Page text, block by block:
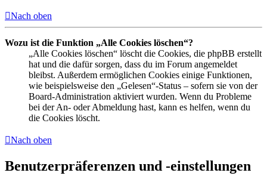
Nach oben
Wozu ist die Funktion „Alle Cookies löschen“?
„Alle Cookies löschen“ löscht die Cookies, die phpBB erstellt
hat und die dafür sorgen, dass du im Forum angemeldet
bleibst. Außerdem ermöglichen Cookies einige Funktionen,
wie beispielsweise den „Gelesen“-Status – sofern sie von der
Board-Administration aktiviert wurden. Wenn du Probleme
bei der An- oder Abmeldung hast, kann es helfen, wenn du
die Cookies löscht.
Nach oben
Benutzerpräferenzen und -einstellungen